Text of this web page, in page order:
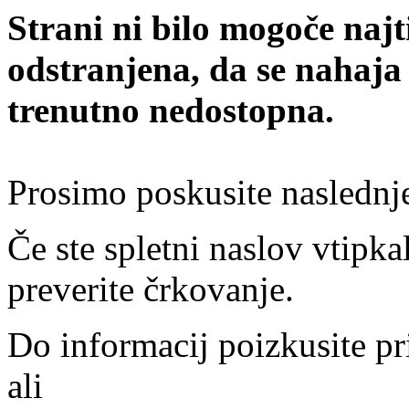
Strani ni bilo mogoče
odstranjena, da se
trenutno nedostopna.
Prosimo poskusite
Če ste spletni naslov
preverite črkovanje.
Do informacij poizkusite
ali